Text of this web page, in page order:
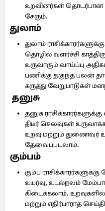
உறவினர்கள் தொடர்பான
சேரும்.
துலாம்
துலாம்
தொழில் வளர்ச்சி
உருவாகும் வாய்ப்பு
பணிக்கு தகுந்த பலன்
கருத்து வேறுபாடுகள்
தனுசு
தனுசு
திடீர் செலவுகள்
உறவு மற்றும்
தேவைப்படலாம்.
கும்பம்
கும்ப
உயர்வு, உடல்நலம்
கிடைக்கலாம்.
மற்றும் எதிர்பாராத